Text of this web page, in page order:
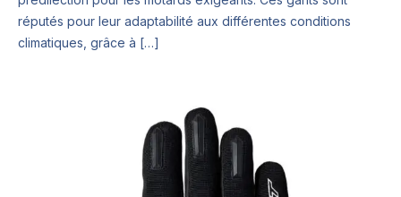
réputés pour leur adaptabilité aux différentes conditions
climatiques, grâce à […]